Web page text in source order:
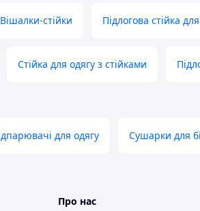
Вішалки-стійки Підлогова стійка
Стійка для одягу з стійками
для одягу Сушарки для
Про нас